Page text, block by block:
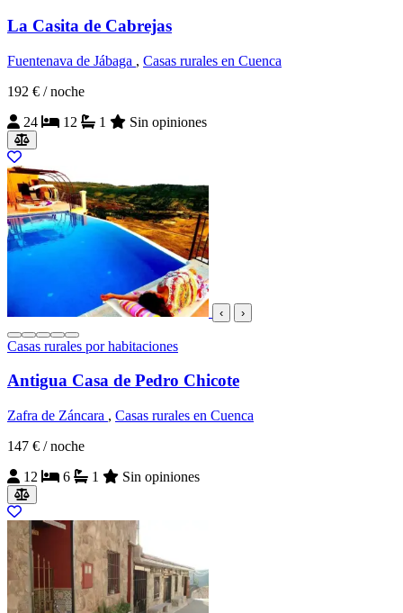
La Casita de Cabrejas
Fuentenava de Jábaga , Casas rurales en Cuenca
192 € / noche
24
12 1 Sin opiniones
‹ ›
Casas rurales por habitaciones
Antigua Casa de Pedro Chicote
Zafra de Záncara , Casas rurales en Cuenca
147 € / noche
12
6 1 Sin opiniones